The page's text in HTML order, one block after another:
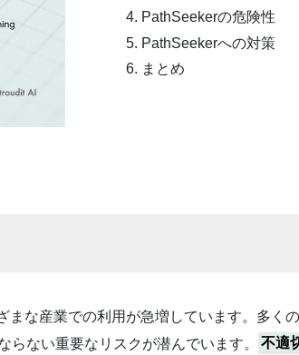
PathSeekerの危険性
PathSeekerへの対策
まとめ
な産業での利用が急増しています。多く
ない重要なリスクが潜んでいます。
不適